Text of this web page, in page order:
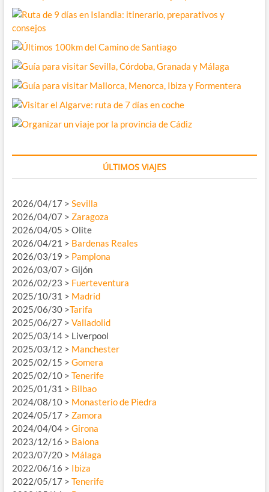
ÚLTIMOS VIAJES
2026/04/17 > Sevilla
2026/04/07 > Zaragoza
2026/04/05 > Olite
2026/04/21 > Bardenas Reales
2026/03/19 > Pamplona
2026/03/07 > Gijón
2026/02/23 > Fuerteventura
2025/10/31 > Madrid
2025/06/30 >Tarifa
2025/06/27 > Valladolid
2025/03/14 > Liverpool
2025/03/12 > Manchester
2025/02/15 > Gomera
2025/02/10 > Tenerife
2025/01/31 > Bilbao
2024/08/10 > Monasterio de Piedra
2024/05/17 > Zamora
2024/04/04 > Girona
2023/12/16 > Baiona
2023/07/20 > Málaga
2022/06/16 > Ibiza
2022/05/17 > Tenerife